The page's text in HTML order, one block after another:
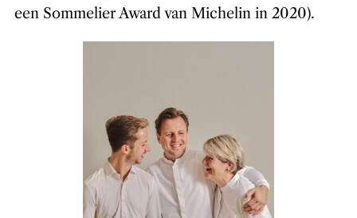
een Sommelier Award van Michelin in 2020).